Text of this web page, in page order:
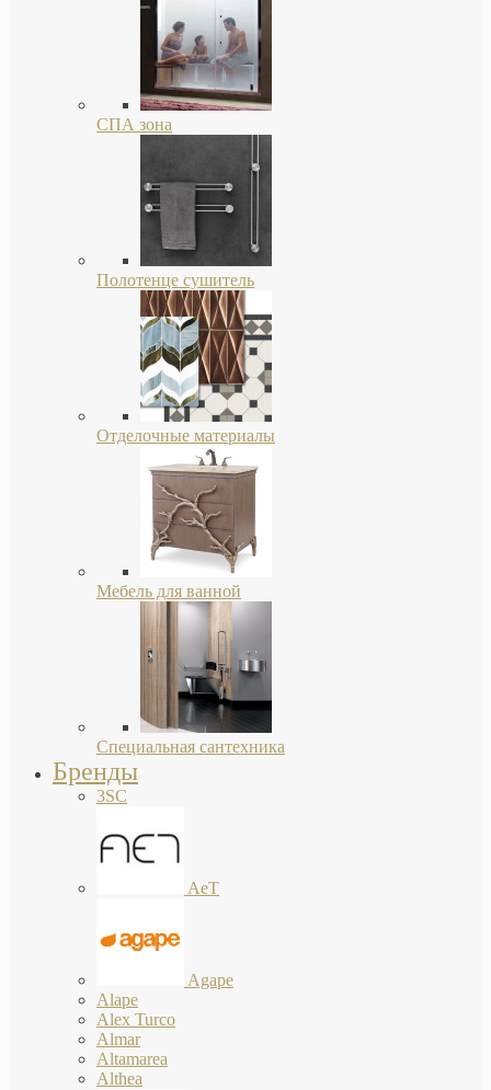
СПА зона
Полотенце сушитель
Отделочные материалы
Мебель для ванной
Специальная сантехника
Бренды
3SC
AeT
Agape
Alape
Alex Turco
Almar
Altamarea
Althea